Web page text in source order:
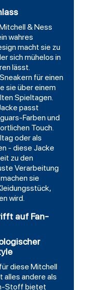
& Ness
wahres
macht sie zu
sich mühelos in
lässt.
für einen
sie über einem
Spieltagen.
passt
Farben und
Touch.
oder als
- diese Jacke
zu den
Verarbeitung
sie
wird.
auf Fan-
diese Mitchell
alles andere als
Stoff bietet